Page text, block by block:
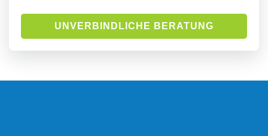
UNVERBINDLICHE BERATUNG